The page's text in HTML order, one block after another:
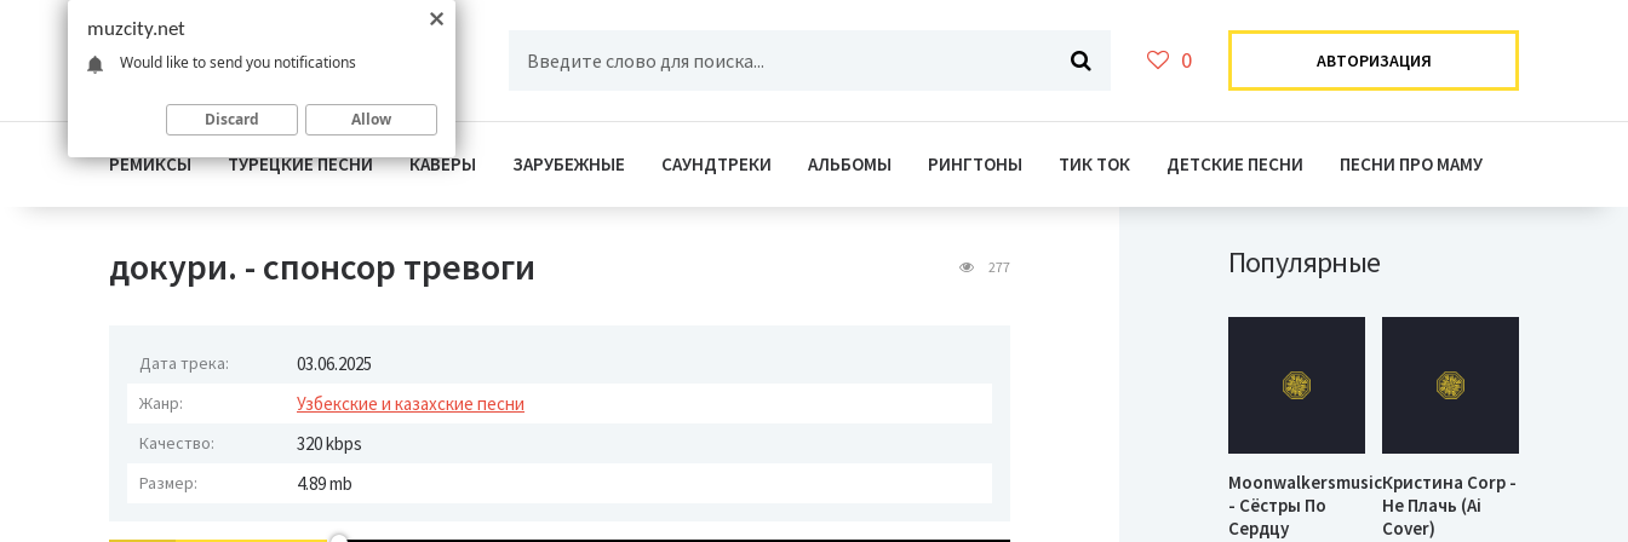
0 АВТОРИЗАЦИЯ
РЕМИКСЫ ТУРЕЦКИЕ ПЕСНИ КАВЕРЫ ЗАРУБЕЖНЫЕ САУНДТРЕКИ АЛЬБОМЫ РИНГТОНЫ ТИК ТОК ДЕТСКИЕ ПЕСНИ ПЕСНИ ПРО МАМУ
докури. - спонсор тревоги 277
Дата трека: 03.06.2025
Жанр: Узбекские и казахские песни
Качество: 320 kbps
Размер: 4.89 mb
Популярные
Moonwalkersmusic
- Сёстры По
Сердцу
Кристина Corp -
Не Плачь (Ai
Cover)
muzcity.net
Would like to send you notifications
Discard Allow